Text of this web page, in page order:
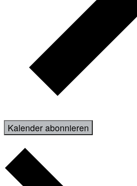
Kalender abonnieren